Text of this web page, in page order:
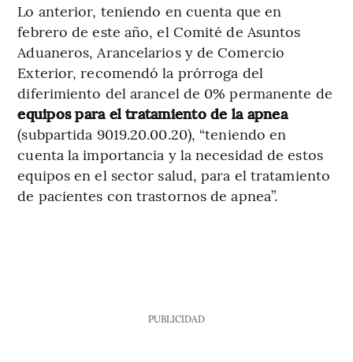
Lo anterior, teniendo en cuenta que en
febrero de este año, el Comité de Asuntos
Aduaneros, Arancelarios y de Comercio
Exterior, recomendó la prórroga del
diferimiento del arancel de 0% permanente de
equipos para el tratamiento de la apnea
(subpartida 9019.20.00.20), “teniendo en
cuenta la importancia y la necesidad de estos
equipos en el sector salud, para el tratamiento
de pacientes con trastornos de apnea”.
PUBLICIDAD